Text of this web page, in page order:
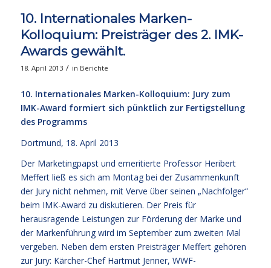
10. Internationales Marken-
Kolloquium: Preisträger des 2. IMK-
Awards gewählt.
18. April 2013 / in Berichte
10. Internationales Marken-Kolloquium: Jury zum
IMK-Award formiert sich pünktlich zur Fertigstellung
des Programms
Dortmund, 18. April 2013
Der Marketingpapst und emeritierte Professor Heribert
Meffert ließ es sich am Montag bei der Zusammenkunft
der Jury nicht nehmen, mit Verve über seinen „Nachfolger“
beim IMK-Award zu diskutieren. Der Preis für
herausragende Leistungen zur Förderung der Marke und
der Markenführung wird im September zum zweiten Mal
vergeben. Neben dem ersten Preisträger Meffert gehören
zur Jury: Kärcher-Chef Hartmut Jenner, WWF-